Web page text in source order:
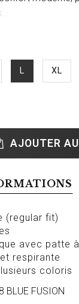
L XL
AJOUTER
(regular fit)
avec patte
respirante
coloris
BLUE FUSION